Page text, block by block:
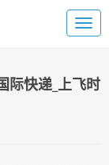
际快递_上飞时